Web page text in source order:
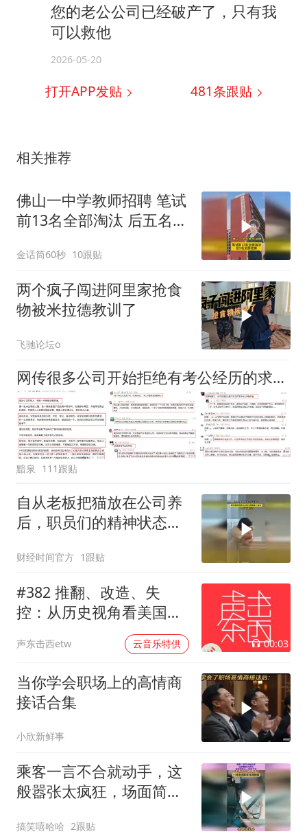
您的老公公司已经破产了，只有我
可以救他
2026-05-20
打开APP发贴 481条跟贴
相关推荐
佛山一中学教师招聘 笔试
前13名全部淘汰 后五名全
金话筒60秒 10跟贴
两个疯子闯进阿里家抢食
物被米拉德教训了
飞驰论坛o
网传很多公司开始拒绝有考公经历的求职者，网友说：没考公考编照样找不到工作！
黯泉 111跟贴
自从老板把猫放在公司养
后，职员们的精神状态都
财经时间官方 1跟贴
#382 推翻、改造、失
控：从历史视角看美国的
中东介入和事与愿违
声东击西etw 云音乐特供 00:03
当你学会职场上的高情商
接话合集
小欣新鲜事
乘客一言不合就动手，这
般嚣张太疯狂，场面简直
搞笑嘻哈哈 2跟贴